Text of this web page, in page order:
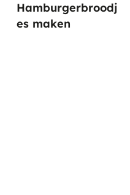
Hamburgerbroodj
es maken